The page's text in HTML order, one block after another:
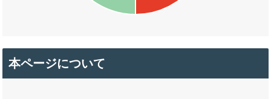
本ページについて